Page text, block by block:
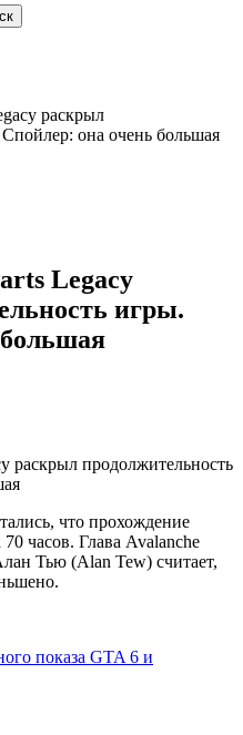
раскрыл
она очень большая
Legacy
игры.
что прохождение
часов. Глава Avalanche
Тью (Alan Tew) считает,
показа GTA 6 и